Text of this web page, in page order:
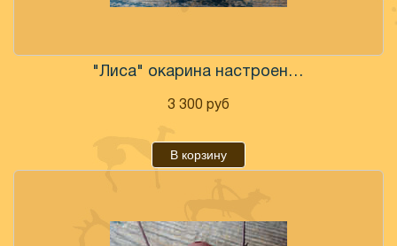
"Лиса" окарина настроенная
3 300 руб
В корзину